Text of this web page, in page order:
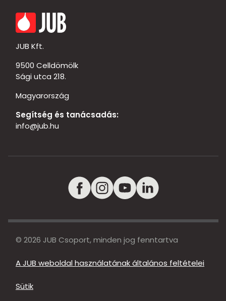
JUB Kft.
9500 Celldömölk
Sági utca 218.
Magyarország
Segítség és tanácsadás:
info@jub.hu
© 2026 JUB Csoport, minden jog fenntartva
A JUB weboldal használatának általános feltételei
Sütik